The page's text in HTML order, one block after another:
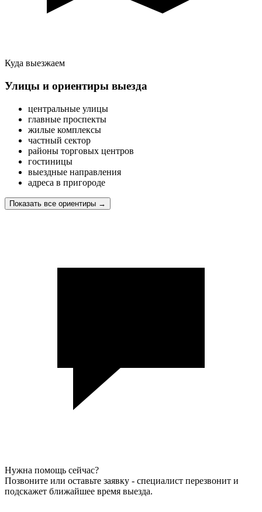
Куда выезжаем
Улицы и ориентиры выезда
центральные улицы
главные проспекты
жилые комплексы
частный сектор
районы торговых центров
гостиницы
выездные направления
адреса в пригороде
Показать все ориентиры →
Нужна помощь сейчас?
Позвоните или оставьте заявку - специалист перезвонит и
подскажет ближайшее время выезда.